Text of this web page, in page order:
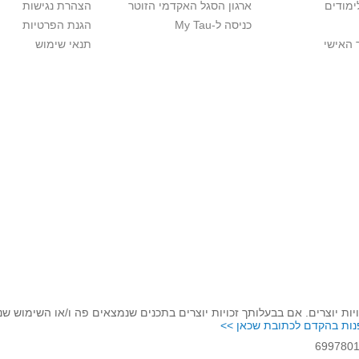
האישי
ארגון הסגל האקדמי הזוטר
כניסה ל-My Tau
הצהרת נגישות
הגנת הפרטיות
תנאי שימוש
יוצרים. אם בבעלותך זכויות יוצרים בתכנים שנמצאים פה ו/או השימוש
בהקדם לכתובת שכאן >>